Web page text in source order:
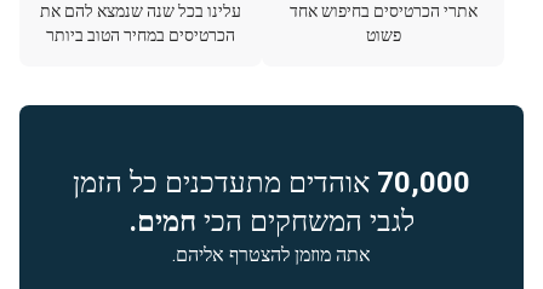
אתרי הכרטיסים בחיפוש אחד
פשוט
עלינו בכל שנה שנמצא להם את
הכרטיסים במחיר הטוב ביותר
70,000 אוהדים מתעדכנים כל הזמן
לגבי המשחקים הכי חמים.
אתה מוזמן להצטרף אליהם.